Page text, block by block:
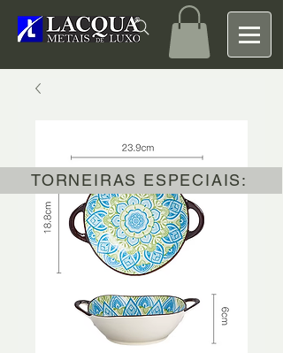
TORNEIRAS ESPECIAIS: